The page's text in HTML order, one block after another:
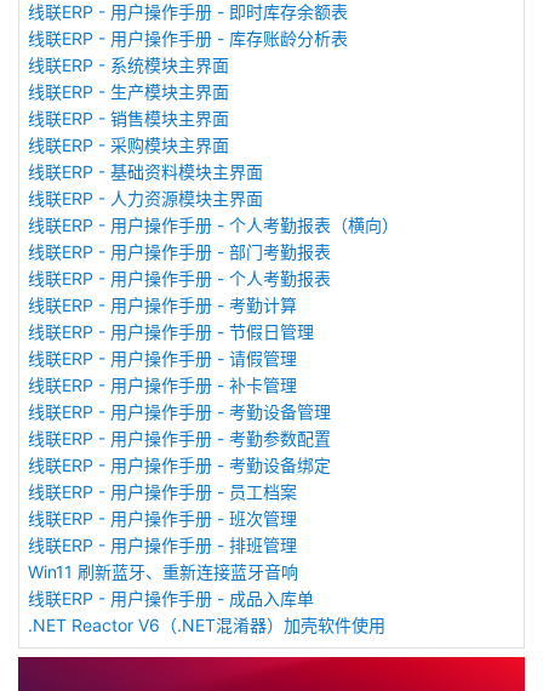
线联ERP - 用户操作手册 - 即时库存余额表
线联ERP - 用户操作手册 - 库存账龄分析表
线联ERP - 系统模块主界面
线联ERP - 生产模块主界面
线联ERP - 销售模块主界面
线联ERP - 采购模块主界面
线联ERP - 基础资料模块主界面
线联ERP - 人力资源模块主界面
线联ERP - 用户操作手册 - 个人考勤报表（横向）
线联ERP - 用户操作手册 - 部门考勤报表
线联ERP - 用户操作手册 - 个人考勤报表
线联ERP - 用户操作手册 - 考勤计算
线联ERP - 用户操作手册 - 节假日管理
线联ERP - 用户操作手册 - 请假管理
线联ERP - 用户操作手册 - 补卡管理
线联ERP - 用户操作手册 - 考勤设备管理
线联ERP - 用户操作手册 - 考勤参数配置
线联ERP - 用户操作手册 - 考勤设备绑定
线联ERP - 用户操作手册 - 员工档案
线联ERP - 用户操作手册 - 班次管理
线联ERP - 用户操作手册 - 排班管理
Win11 刷新蓝牙、重新连接蓝牙音响
线联ERP - 用户操作手册 - 成品入库单
.NET Reactor V6（.NET混淆器）加壳软件使用